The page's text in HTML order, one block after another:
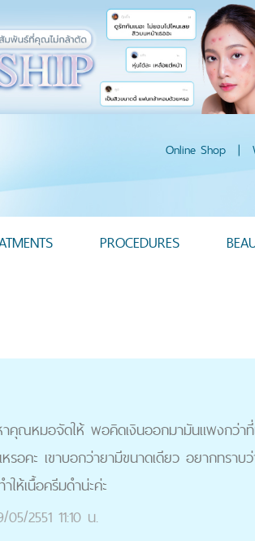
Online Shop |
PROCEDURES
าคุณหมอจัดให้ พอคิดเงินออกมามันแพงกว่า
อคะ เขาบอกว่ายามีขนาดเดียว อยากทราบ
ห้เนื้อครีมดำน่ะค่ะ
05/2551 11:10 น.